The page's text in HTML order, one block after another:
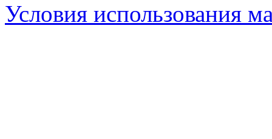
Условия использования